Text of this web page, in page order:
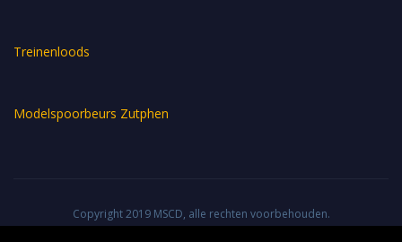
Treinenloods
Modelspoorbeurs Zutphen
Copyright 2019 MSCD, alle rechten voorbehouden.